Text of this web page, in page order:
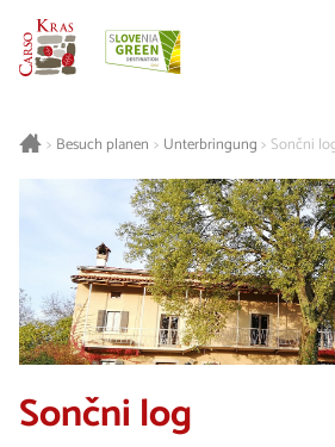
> Besuch planen > Unterbringung >Sončni
Sončni log